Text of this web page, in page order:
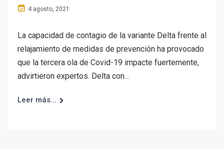
4 agosto, 2021
La capacidad de contagio de la variante Delta frente al
relajamiento de medidas de prevención ha provocado
que la tercera ola de Covid-19 impacte fuertemente,
advirtieron expertos. Delta con...
Leer más...